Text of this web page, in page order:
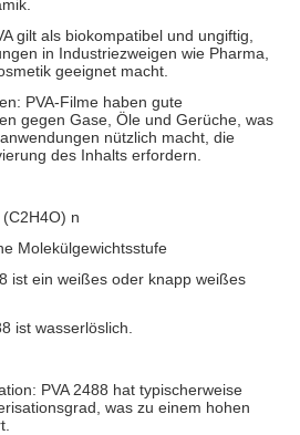
gilt als biokompatibel und ungiftig,
in Industriezweigen wie Pharma,
geeignet macht.
PVA-Filme haben gute
gegen Gase, Öle und Gerüche, was
nützlich macht, die
des Inhalts erfordern.
n
Molekülgewichtsstufe
ist ein weißes oder knapp weißes
ist wasserlöslich.
PVA 2488 hat typischerweise
was zu einem hohen